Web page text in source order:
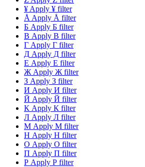
¥ Apply ¥ filter
Å Apply Å filter
Б Apply Б filter
В Apply В filter
Г Apply Г filter
Д Apply Д filter
Е Apply Е filter
Ж Apply Ж filter
З Apply З filter
И Apply И filter
Й Apply Й filter
К Apply К filter
Л Apply Л filter
М Apply М filter
Н Apply Н filter
О Apply О filter
П Apply П filter
Р Apply Р filter